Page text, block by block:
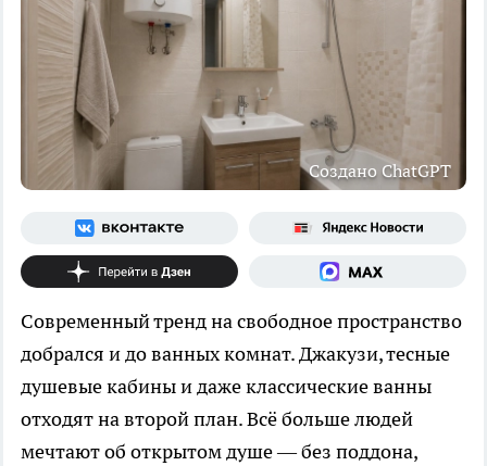
Создано ChatGPT
Современный тренд на свободное пространство
добрался и до ванных комнат. Джакузи, тесные
душевые кабины и даже классические ванны
отходят на второй план. Всё больше людей
мечтают об открытом душе — без поддона,